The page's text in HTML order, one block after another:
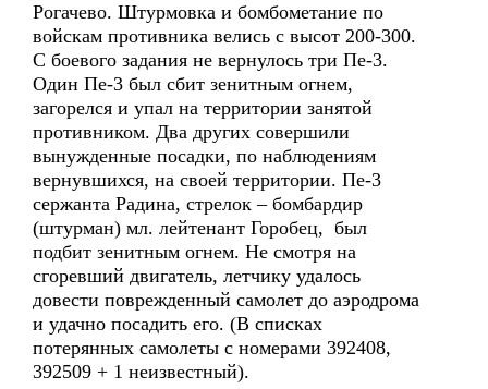
Рогачево. Штурмовка и бомбометание по
войскам противника велись с высот 200-300.
С боевого задания не вернулось три Пе-3.
Один Пе-3 был сбит зенитным огнем,
загорелся и упал на территории занятой
противником. Два других совершили
вынужденные посадки, по наблюдениям
вернувшихся, на своей территории. Пе-3
сержанта Радина, стрелок – бомбардир
(штурман) мл. лейтенант Горобец, был
подбит зенитным огнем. Не смотря на
сгоревший двигатель, летчику удалось
довести поврежденный самолет до аэродрома
и удачно посадить его. (В списках
потерянных самолеты с номерами 392408,
392509 + 1 неизвестный).